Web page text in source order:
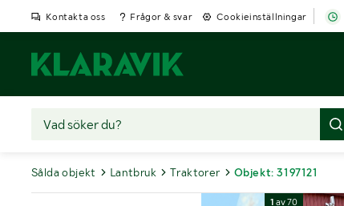
Kontakta oss Frågor & svar Cookieinställningar
Sålda objekt Lantbruk Traktorer Objekt: 3197121
1 av70